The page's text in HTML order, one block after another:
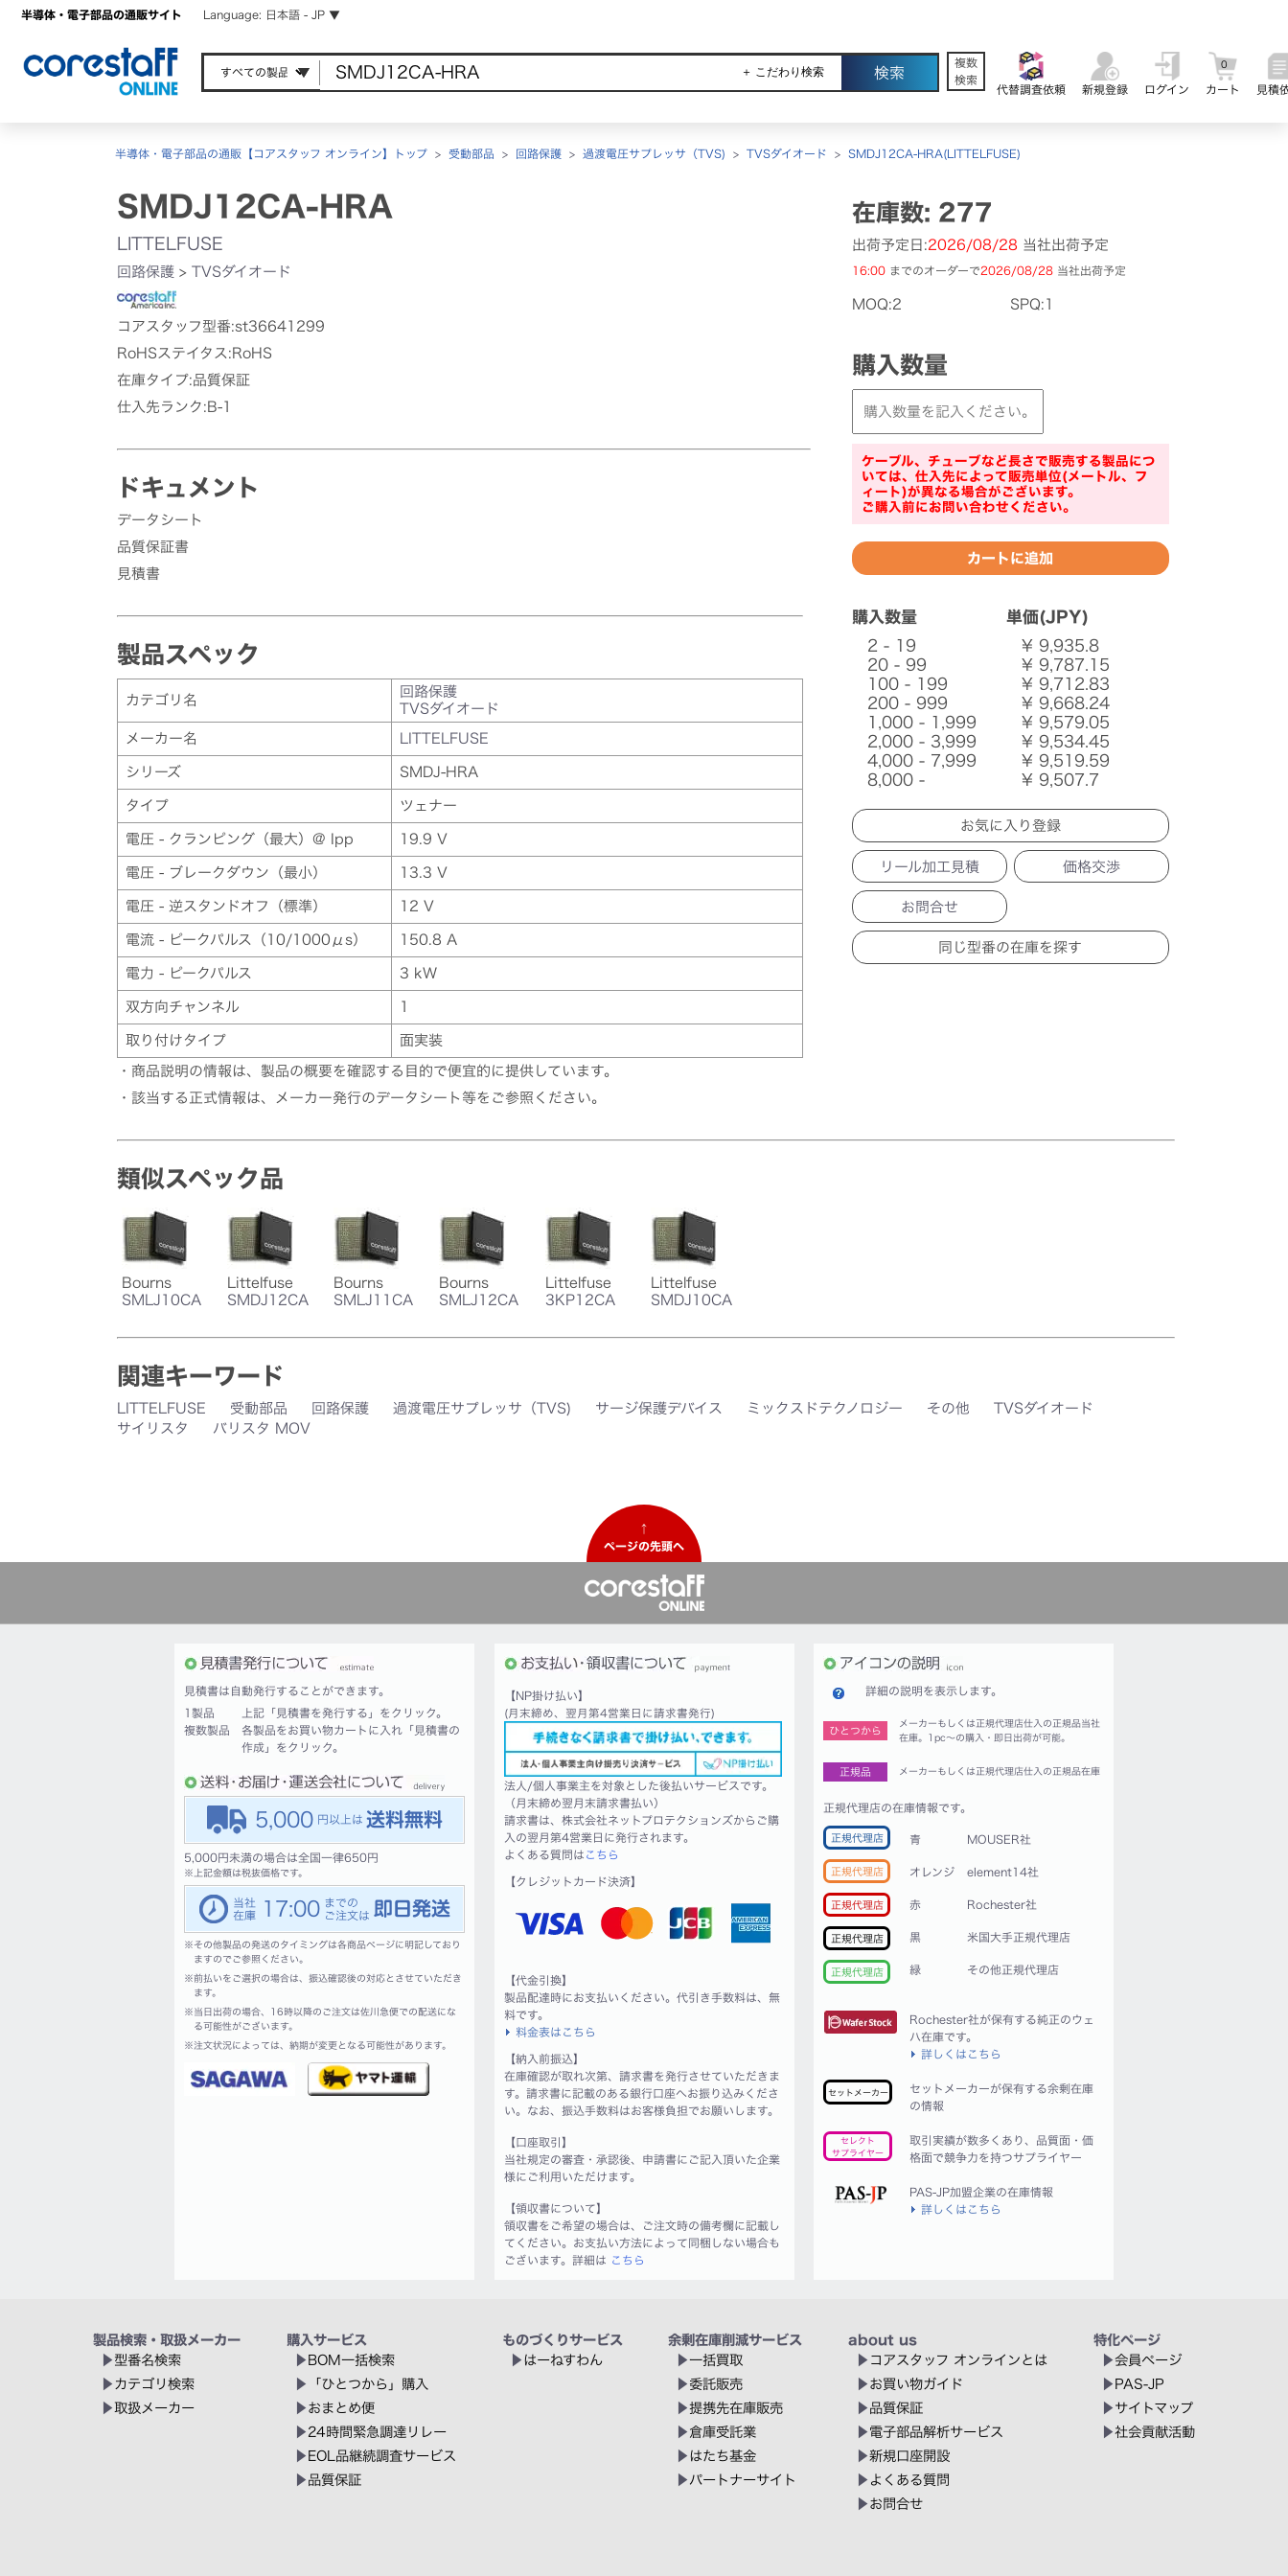
半導体・電子部品の通販サイト Language: 日本語 - JP ▼
＋ こだわり検索
複数
検索
代替調査依頼
新規登録 ログイン カート
0
見積
半導体・電子部品の通販【コアスタッフ オンライン】トップ > 受動部品 > 回路保護 > 過渡電圧サプレッサ（TVS) > TVSダイオード > SMDJ12CA-HRA(LITTELFUSE)
SMDJ12CA-HRA
LITTELFUSE
回路保護 > TVSダイオード
コアスタッフ型番:st36641299
RoHSステイタス:RoHS
在庫タイプ:品質保証
仕入先ランク:B-1
ドキュメント
データシート
品質保証書
見積書
製品スペック
カテゴリ名
回路保護
TVSダイオード
メーカー名 LITTELFUSE
シリーズ SMDJ-HRA
タイプ ツェナー
電圧 - クランピング（最大）@ Ipp 19.9 V
電圧 - ブレークダウン（最小） 13.3 V
電圧 - 逆スタンドオフ（標準） 12 V
電流 - ピークパルス（10/1000μs） 150.8 A
電力 - ピークパルス 3 kW
双方向チャンネル 1
取り付けタイプ 面実装
・商品説明の情報は、製品の概要を確認する目的で便宜的に提供しています。
・該当する正式情報は、メーカー発行のデータシート等をご参照ください。
在庫数: 277
出荷予定日:2026/08/28 当社出荷予定
16:00までのオーダーで2026/08/28当社出荷予定
MOQ:2 SPQ:1
購入数量
ケーブル、チューブなど長さで販売する製品につ
いては、仕入先によって販売単位(メートル、フ
ィート)が異なる場合がございます。
ご購入前にお問い合わせください。
購入数量
単価(JPY)
2 - 19
¥ 9,935.8
20 - 99
¥ 9,787.15
100 - 199
¥ 9,712.83
200 - 999
¥ 9,668.24
1,000 - 1,999
¥ 9,579.05
2,000 - 3,999
¥ 9,534.45
4,000 - 7,999
¥ 9,519.59
8,000 -
¥ 9,507.7
リール加工見積 価格交渉
お問合せ
類似スペック品
Bourns
SMLJ10CA
Littelfuse
SMDJ12CA
Bourns
SMLJ11CA
Bourns
SMLJ12CA
Littelfuse
3KP12CA
Littelfuse
SMDJ10CA
関連キーワード
LITTELFUSE 受動部品 回路保護 過渡電圧サプレッサ（TVS) サージ保護デバイス ミックスドテクノロジー その他
TVSダイオード
サイリスタ
バリスタ MOV
↑
ページの先頭へ
見積書は自動発行することができます。
1製品
上記「見積書を発行する」をクリック。
複数製品
各製品をお買い物カートに入れ「見積書の
作成」をクリック。
5,000
5,000円未満の場合は全国一律650円
※ 上記金額は税抜価格です。
17:00
※その他製品の発送のタイミングは各商品ページに明記しており
ますのでご参照ください。
※前払いをご選択の場合は、振込確認後の対応とさせていただき
ます。
※ 当日出荷の場合、16時以降のご注文は佐川急便での配送にな
る可能性がございます。
※注文状況によっては、納期が変更となる可能性があります。
【NP掛け払い】
(月末締め、翌月第4営業日に請求書発行)
法人/個人事業主を対象とした後払いサービスです。
（月末締め翌月末請求書払い）
請求書は、株式会社ネットプロテクションズからご購
入の翌月第4営業日に発行されます。
よくある質問は こちら
【クレジットカード決済】
【代金引換】
製品配達時にお支払いください。代引き手数料は、無
料です。
料金表はこちら
【納入前振込】
在庫確認が取れ次第、請求書を発行させていただきま
す。請求書に記載のある銀行口座へお振り込みくださ
い。なお、振込手数料はお客様負担でお願いします。
【口座取引】
当社規定の審査・承認後、申請書にご記入頂いた企業
様にご利用いただけます。
【領収書について】
領収書をご希望の場合は、ご注文時の備考欄に記載し
てください。お支払い方法によって同梱しない場合も
ございます。詳細は こちら
詳細の説明を表示します。
ひとつから
メーカーもしくは正規代理店仕入の正規品当社
在庫。1pc〜の購入・即日出荷が可能。
正規品 メーカーもしくは正規代理店仕入の正規品在庫
正規代理店の在庫情報です。
正規代理店
正規代理店
正規代理店
正規代理店
正規代理店
青 MOUSER社
オレンジ element14社
赤 Rochester社
黒 米国大手正規代理店
緑 その他正規代理店
Rochester社が保有する純正のウェ
ハ在庫です。
詳しくはこちら
セットメーカー
セットメーカーが保有する余剰在庫
の情報
セレクト
サプライヤー
取引実績が数多くあり、品質面・価
格面で競争力を持つサプライヤー
PAS-JP加盟企業の在庫情報
詳しくはこちら
製品検索・取扱メーカー
型番名検索
カテゴリ検索
取扱メーカー
購入サービス
BOM一括検索
「ひとつから」購入
おまとめ便
24時間緊急調達リレー
EOL品継続調査サービス
品質保証
ものづくりサービス
はーねすわん
余剰在庫削減サービス
一括買取
委託販売
提携先在庫販売
倉庫受託業
はたち基金
パートナーサイト
about us
コアスタッフ オンラインとは
お買い物ガイド
品質保証
電子部品解析サービス
新規口座開設
よくある質問
お問合せ
特化ページ
会員ページ
PAS-JP
サイトマップ
社会貢献活動